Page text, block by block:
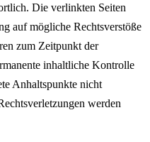
Die verlinkten Seiten
auf mögliche Rechtsverstöße
zum Zeitpunkt der
inhaltliche Kontrolle
Anhaltspunkte nicht
werden